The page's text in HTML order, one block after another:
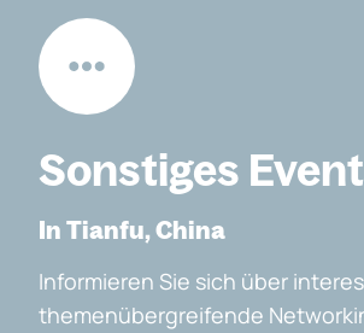
Sonstiges
In Tianfu, China
Informieren Sie sich über
themenübergreifende